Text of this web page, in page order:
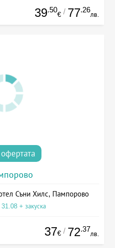
39.50
€ / 77.26
лв.
Съни Хилс, Пампорово
+ закуска
37€ / 72.37
лв.